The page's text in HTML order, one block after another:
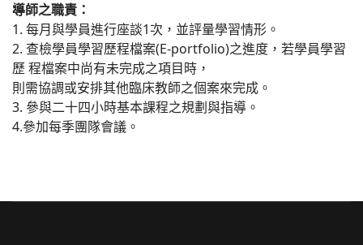
導師之職責：
1. 每月與學員進行座談1次，並評量學習情形。
2. 查檢學員學習歷程檔案(E-portfolio)之進度，若學員學習
歷 程檔案中尚有未完成之項目時，
則需協調或安排其他臨床教師之個案來完成。
3. 參與二十四小時基本課程之規劃與指導。
4.參加每季團隊會議。